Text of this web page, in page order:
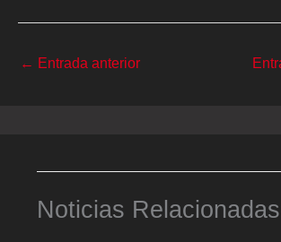
← Entrada anterior
Noticias Relacionadas